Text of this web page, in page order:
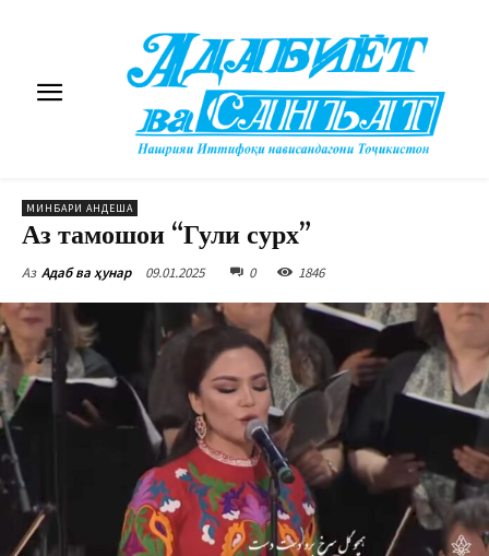
МИНБАРИ АНДЕША
Аз тамошои “Гули сурх”
Аз Адаб ва ҳунар 09.01.2025 0 1846